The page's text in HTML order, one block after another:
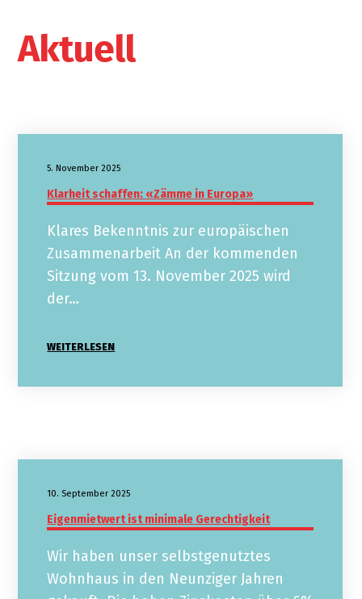
Aktuell
5. November 2025
Klarheit schaffen: «Zämme in Europa»
Klares Bekenntnis zur europäischen
Zusammenarbeit An der kommenden
Sitzung vom 13. November 2025 wird
der…
WEITERLESEN
10. September 2025
Eigenmietwert ist minimale Gerechtigkeit
Wir haben unser selbstgenutztes
Wohnhaus in den Neunziger Jahren